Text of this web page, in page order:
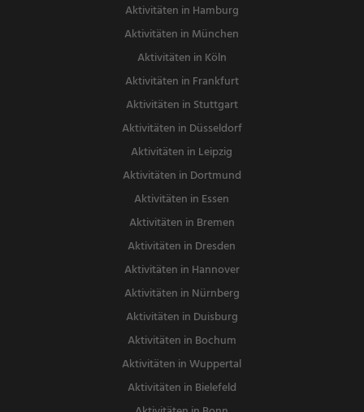
Aktivitäten in Hamburg
Aktivitäten in München
Aktivitäten in Köln
Aktivitäten in Frankfurt
Aktivitäten in Stuttgart
Aktivitäten in Düsseldorf
Aktivitäten in Leipzig
Aktivitäten in Dortmund
Aktivitäten in Essen
Aktivitäten in Bremen
Aktivitäten in Dresden
Aktivitäten in Hannover
Aktivitäten in Nürnberg
Aktivitäten in Duisburg
Aktivitäten in Bochum
Aktivitäten in Wuppertal
Aktivitäten in Bielefeld